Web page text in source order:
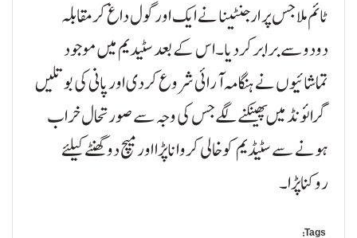
ٹائم ملا جس پر ارجنٹینا نے ایک اور گول داغ کرمقابلہ
دودوسے برابرکردیا۔اس کے بعد سٹیدیم میں موجود
تماشائیوں نے ہنگامہ آرائی شروع کردی اورپانی کی بوتلیں
گرائونڈ میں پھینکنے لگےجس کی وجہ سے صورتحال خراب
ہونے سے سٹیڈیم کوخالی کرواناپڑا اورمیچ دوگھنٹے کیلئے
روکناپڑا۔
Tags: